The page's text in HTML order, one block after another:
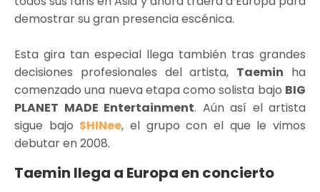
demostrar su gran presencia escénica.
Esta gira tan especial llega también tras grandes
decisiones profesionales del artista, Taemin ha
comenzado una nueva etapa como solista bajo BIG
PLANET MADE Entertainment. Aún así el artista
sigue bajo SHINee, el grupo con el que le vimos
debutar en 2008.
Taemin llega a Europa en concierto